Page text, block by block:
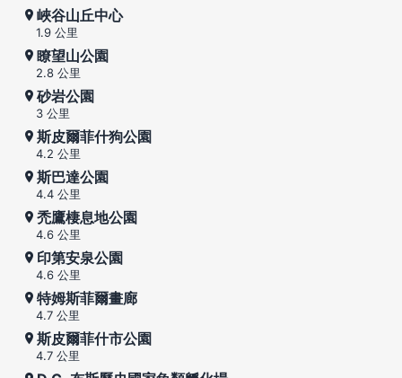
峽谷山丘中心
1.9 公里
瞭望山公園
2.8 公里
砂岩公園
3 公里
斯皮爾菲什狗公園
4.2 公里
斯巴達公園
4.4 公里
禿鷹棲息地公園
4.6 公里
印第安泉公園
4.6 公里
特姆斯菲爾畫廊
4.7 公里
斯皮爾菲什市公園
4.7 公里